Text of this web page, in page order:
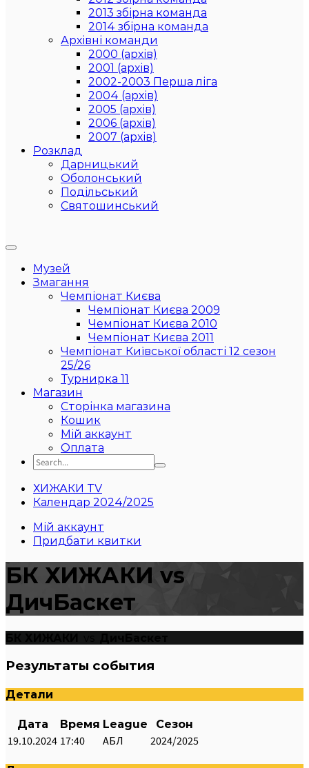
2013 збірна команда
2014 збірна команда
Архівні команди
2000 (архів)
2001 (архів)
2002-2003 Перша ліга
2004 (архів)
2005 (архів)
2006 (архів)
2007 (архів)
Розклад
Дарницький
Оболонський
Подільський
Святошинський
Музей
Змагання
Чемпіонат Києва
Чемпіонат Києва 2009
Чемпіонат Києва 2010
Чемпіонат Києва 2011
Чемпіонат Київської області 12 сезон
25/26
Турнирка 11
Магазин
Сторінка магазина
Кошик
Мій аккаунт
Оплата
ХИЖАКИ TV
Календар 2024/2025
Мій аккаунт
Придбати квитки
БК ХИЖАКИ vs
ДичБаскет
Результаты события
Детали
Дата Время League Сезон
19.10.2024 17:40 АБЛ 2024/2025